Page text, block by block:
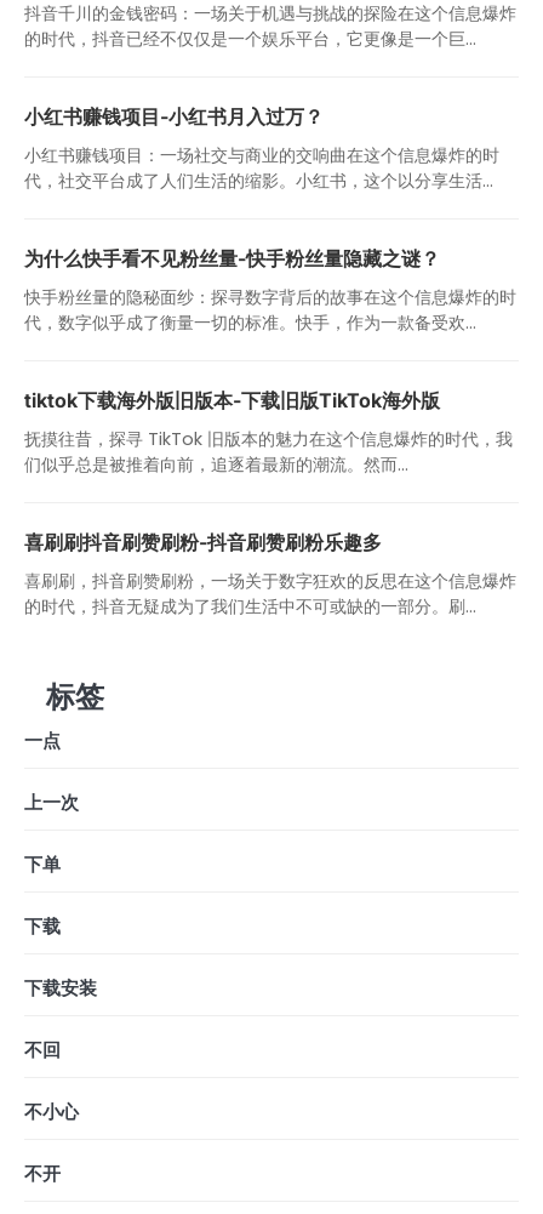
抖音千川的金钱密码：一场关于机遇与挑战的探险在这个信息爆炸
的时代，抖音已经不仅仅是一个娱乐平台，它更像是一个巨...
小红书赚钱项目-小红书月入过万？
小红书赚钱项目：一场社交与商业的交响曲在这个信息爆炸的时
代，社交平台成了人们生活的缩影。小红书，这个以分享生活...
为什么快手看不见粉丝量-快手粉丝量隐藏之谜？
快手粉丝量的隐秘面纱：探寻数字背后的故事在这个信息爆炸的时
代，数字似乎成了衡量一切的标准。快手，作为一款备受欢...
tiktok下载海外版旧版本-下载旧版TikTok海外版
抚摸往昔，探寻 TikTok 旧版本的魅力在这个信息爆炸的时代，我
们似乎总是被推着向前，追逐着最新的潮流。然而...
喜刷刷抖音刷赞刷粉-抖音刷赞刷粉乐趣多
喜刷刷，抖音刷赞刷粉，一场关于数字狂欢的反思在这个信息爆炸
的时代，抖音无疑成为了我们生活中不可或缺的一部分。刷...
标签
一点
上一次
下单
下载
下载安装
不回
不小心
不开